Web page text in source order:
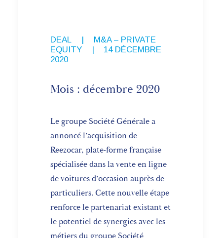
DEAL
M&A – PRIVATE
EQUITY
|
14 DÉCEMBRE
2020
Mois : décembre 2020
Le groupe Société Générale a
annoncé l’acquisition de
Reezocar, plate-forme française
spécialisée dans la vente en ligne
de voitures d’occasion auprès de
particuliers. Cette nouvelle étape
renforce le partenariat existant et
le potentiel de synergies avec les
métiers du groupe Société